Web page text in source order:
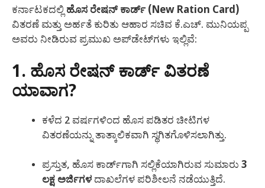
ಕರ್ನಾಟಕದಲ್ಲಿಹೊಸ ರೇಷನ್ ಕಾರ್ಡ್ (New Ration Card)
ವಿತರಣೆ ಮತ್ತು ಅರ್ಹತೆ ಕುರಿತು ಆಹಾರ ಸಚಿವ ಕೆ.ಎಚ್. ಮುನಿಯಪ್ಪ
ಅವರು ನೀಡಿರುವ ಪ್ರಮುಖ ಅಪ್‌ಡೇಟ್‌ಗಳು ಇಲ್ಲಿವೆ:
1. ಹೊಸ ರೇಷನ್ ಕಾರ್ಡ್ ವಿತರಣೆ
ಯಾವಾಗ?
ಕಳೆದ 2 ವರ್ಷಗಳಿಂದ ಹೊಸ ಪಡಿತರ ಚೀಟಿಗಳ
ವಿತರಣೆಯನ್ನು ತಾತ್ಕಾಲಿಕವಾಗಿ ಸ್ಥಗಿತಗೊಳಿಸಲಾಗಿತ್ತು.
ಪ್ರಸ್ತುತ, ಹೊಸ ಕಾರ್ಡ್‌ಗಾಗಿ ಸಲ್ಲಿಕೆಯಾಗಿರುವ ಸುಮಾರು 3
ಲಕ್ಷ ಅರ್ಜಿಗಳದಾಖಲೆಗಳ ಪರಿಶೀಲನೆ ನಡೆಯುತ್ತಿದೆ.